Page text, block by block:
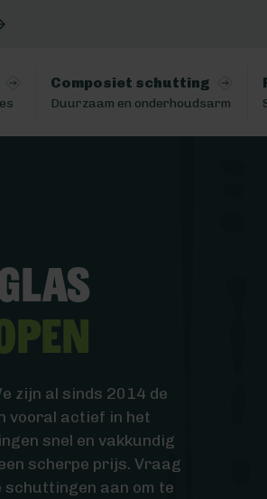
Composiet schutting
Duurzaam en onderhoudsarm
zijn al sinds 2014 de
vooral actief in het
snel en vakkundig
scherpe prijs. Vraag
aan om te